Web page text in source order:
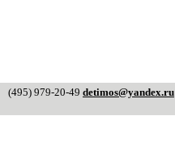
(495) 979-20-49 detimos@yandex.ru